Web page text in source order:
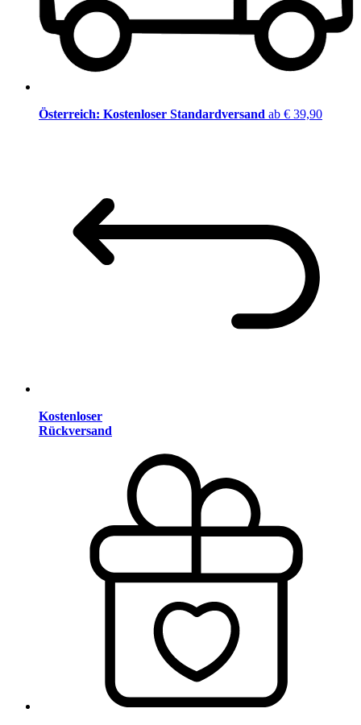
Österreich: Kostenloser Standardversand ab € 39,90
Kostenloser
Rückversand